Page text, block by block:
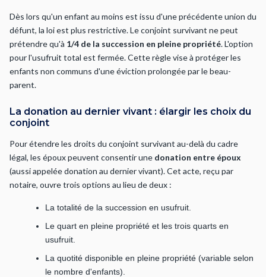
Dès lors qu'un enfant au moins est issu d'une précédente union du
défunt, la loi est plus restrictive. Le conjoint survivant ne peut
prétendre qu'à 1/4 de la succession en pleine propriété. L'option
pour l'usufruit total est fermée. Cette règle vise à protéger les
enfants non communs d'une éviction prolongée par le beau-
parent.
La donation au dernier vivant : élargir les choix du
conjoint
Pour étendre les droits du conjoint survivant au-delà du cadre
légal, les époux peuvent consentir une donation entre époux
(aussi appelée donation au dernier vivant). Cet acte, reçu par
notaire, ouvre trois options au lieu de deux :
La totalité de la succession en usufruit.
Le quart en pleine propriété et les trois quarts en
usufruit.
La quotité disponible en pleine propriété (variable selon
le nombre d'enfants).